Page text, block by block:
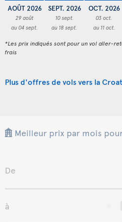
AOÛT 2026
29 août
au 04 sept.
SEPT. 2026
10 sept.
au 18 sept.
OCT. 2026
03 oct.
au 11 oct.
*Les prix indiqués sont pour un vol aller-
frais
Plus d'offres de vols vers la
Meilleur prix par mois
De
à